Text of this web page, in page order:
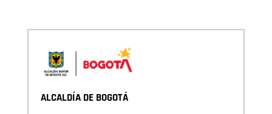
ALCALDÍA DE BOGOTÁ